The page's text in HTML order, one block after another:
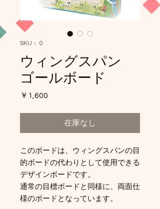
SKU： 0
ウィングスパン
ゴールボード
￥1,600
在庫なし
このボードは、ウィングスパンの目
的ボードの代わりとして使用できる
デザインボードです。
通常の目標ボードと同様に、両面仕
様のボードとなっています。